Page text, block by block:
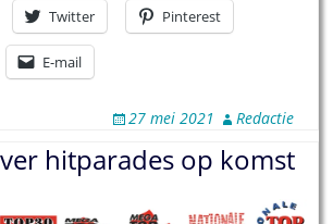
Twitter Pinterest
E-mail
27 mei 2021 Redactie
hitparades op komst